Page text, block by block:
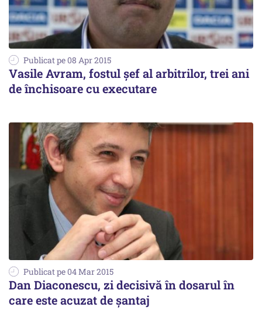
Publicat pe 08 Apr 2015
Vasile Avram, fostul șef al arbitrilor, trei ani
de închisoare cu executare
Publicat pe 04 Mar 2015
Dan Diaconescu, zi decisivă în dosarul în
care este acuzat de șantaj